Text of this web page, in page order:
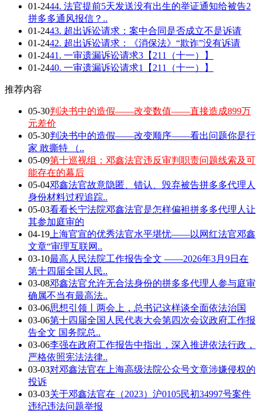
01-2444. 法官提前5天发送没有出生的举证通知给被告2
拼多多通风报信？..
01-2443. 超出诉讼请求：案中合同是否成立不是诉请
01-2442. 超出诉讼请求：《消保法》“欺诈”没有诉请
01-2441. 一审遗漏诉讼请求3【211（十一）】
01-2440. 一审遗漏诉讼请求1【211（十一）】
推荐内容
05-30判决书中的造假——改变数值——直接造成899万
元差价
05-30判决书中的造假——改变顺序——看出问题你是行
家 敢撕特 （..
05-09第十巡视组：邓鑫法官违反审判职责问题线索及可
能存在的幕后
05-04邓鑫法官故意隐匿、错认、毁弃被告拼多多代理人
身份材料过程追踪..
05-03看看长宁法院邓鑫法官是怎样偏袒拼多多代理人让
其参加庭审的
04-19 上海官宣的优秀法官水平堪忧——以网红法官邓鑫
文章“审理互联网..
03-10最高人民法院工作报告全文 ——2026年3月9日在
第十四届全国人民..
03-08邓鑫法官允许无合法身份的拼多多代理人参与庭审
确属不当有最高法..
03-06思想引领丨两会上，总书记这样谈全面依法治国
03-06第十四届全国人民代表大会第四次会议政府工作报
告全文 国务院总..
03-06李强在政府工作报告中指出，深入推进依法行政，
严格依照宪法法律..
03-03对邓鑫法官在上海高级法院公众号文章涉嫌侵权的
投诉
03-03关于邓鑫法官在（2023）沪0105民初34997号案件
违纪违法问题举报